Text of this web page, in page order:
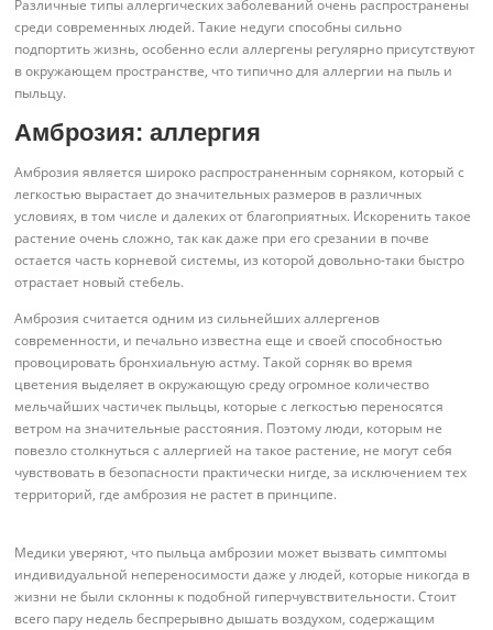
Различные типы аллергических заболеваний очень распространены
среди современных людей. Такие недуги способны сильно
подпортить жизнь, особенно если аллергены регулярно присутствуют
в окружающем пространстве, что типично для аллергии на пыль и
пыльцу.
Амброзия: аллергия
Амброзия является широко распространенным сорняком, который с
легкостью вырастает до значительных размеров в различных
условиях, в том числе и далеких от благоприятных. Искоренить такое
растение очень сложно, так как даже при его срезании в почве
остается часть корневой системы, из которой довольно-таки быстро
отрастает новый стебель.
Амброзия считается одним из сильнейших аллергенов
современности, и печально известна еще и своей способностью
провоцировать бронхиальную астму. Такой сорняк во время
цветения выделяет в окружающую среду огромное количество
мельчайших частичек пыльцы, которые с легкостью переносятся
ветром на значительные расстояния. Поэтому люди, которым не
повезло столкнуться с аллергией на такое растение, не могут себя
чувствовать в безопасности практически нигде, за исключением тех
территорий, где амброзия не растет в принципе.
Медики уверяют, что пыльца амброзии может вызвать симптомы
индивидуальной непереносимости даже у людей, которые никогда в
жизни не были склонны к подобной гиперчувствительности. Стоит
всего пару недель беспрерывно дышать воздухом, содержащим